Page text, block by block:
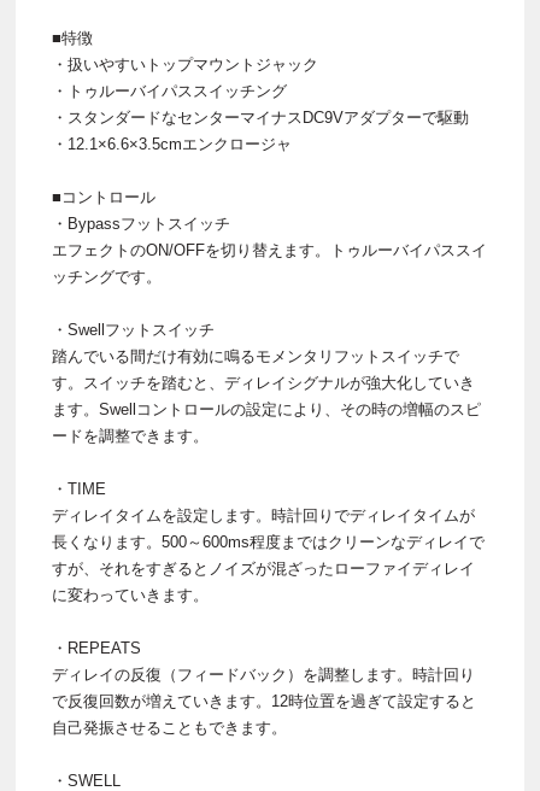
■特徴
・扱いやすいトップマウントジャック
・トゥルーバイパススイッチング
・スタンダードなセンターマイナスDC9Vアダプターで駆動
・12.1×6.6×3.5cmエンクロージャ
■コントロール
・Bypassフットスイッチ
エフェクトのON/OFFを切り替えます。トゥルーバイパススイ
ッチングです。
・Swellフットスイッチ
踏んでいる間だけ有効に鳴るモメンタリフットスイッチで
す。スイッチを踏むと、ディレイシグナルが強大化していき
ます。Swellコントロールの設定により、その時の増幅のスピ
ードを調整できます。
・TIME
ディレイタイムを設定します。時計回りでディレイタイムが
長くなります。500～600ms程度まではクリーンなディレイで
すが、それをすぎるとノイズが混ざったローファイディレイ
に変わっていきます。
・REPEATS
ディレイの反復（フィードバック）を調整します。時計回り
で反復回数が増えていきます。12時位置を過ぎて設定すると
自己発振させることもできます。
・SWELL